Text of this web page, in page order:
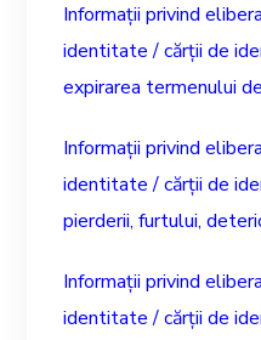
Informații privind
identitate / cărții de
expirarea termenului
Informații privind
identitate / cărții de
pierderii, furtului,
Informații privind
identitate / cărții de